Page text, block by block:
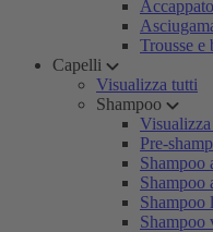
Trousse e
Capelli
Visualizza tutti
Shampoo
Pre-
Shampoo
Shampoo
Shampoo
Shampoo